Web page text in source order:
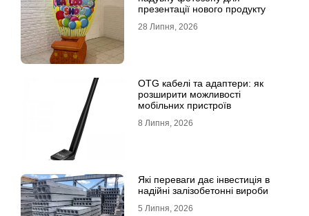
презентації нового продукту
28 Липня, 2026
OTG кабелі та адаптери: як
розширити можливості
мобільних пристроїв
8 Липня, 2026
Які переваги дає інвестиція в
надійні залізобетонні вироби
5 Липня, 2026